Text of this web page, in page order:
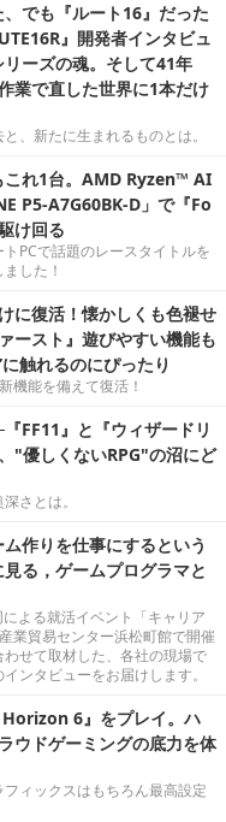
でも『ルート16』だった
』開発者インタビュ
ーズの魂。そして41年
業で直した世界に1本だけ
、新たに生まれるものとは。
これ1台。AMD Ryzen™ AI
P5-A7G60BK-D」で『Fo
け回る
PCで話題のレースタイトルを
した！
に復活！懐かしくも色褪せ
ースト』遊びやすい機能も
触れるのにぴったり
機能を備えて復活！
FF11』と『ウィザードリ
"優しくないRPG"の沼にど
さとは。
ム作りを仕事にするという
る，ゲームプログラマと
よる就活イベント「キャリア
業貿易センター浜松町館で開催
せて取材した、各社の現場で
ンタビューをお届けします。
6』をプレイ。ハ
ウドゲーミングの底力を体
ィックスはもちろん最高設定